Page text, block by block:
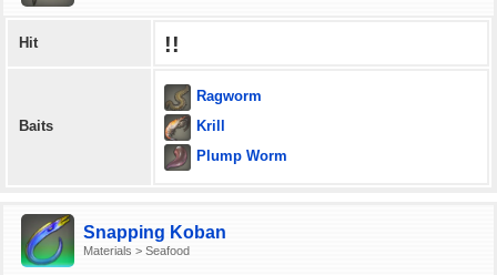
Hit !!
Baits
Ragworm
Krill
Plump Worm
Snapping Koban
Materials > Seafood